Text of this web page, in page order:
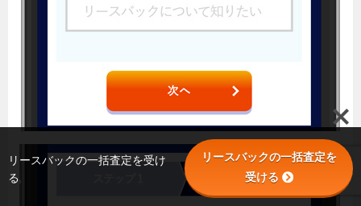
リースバックの一括査定を受け
る
リースバックの一括査定を
受ける